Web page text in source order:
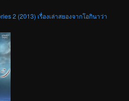
2 (2013) เรื่องเล่าสยองจากโอกินาว่า